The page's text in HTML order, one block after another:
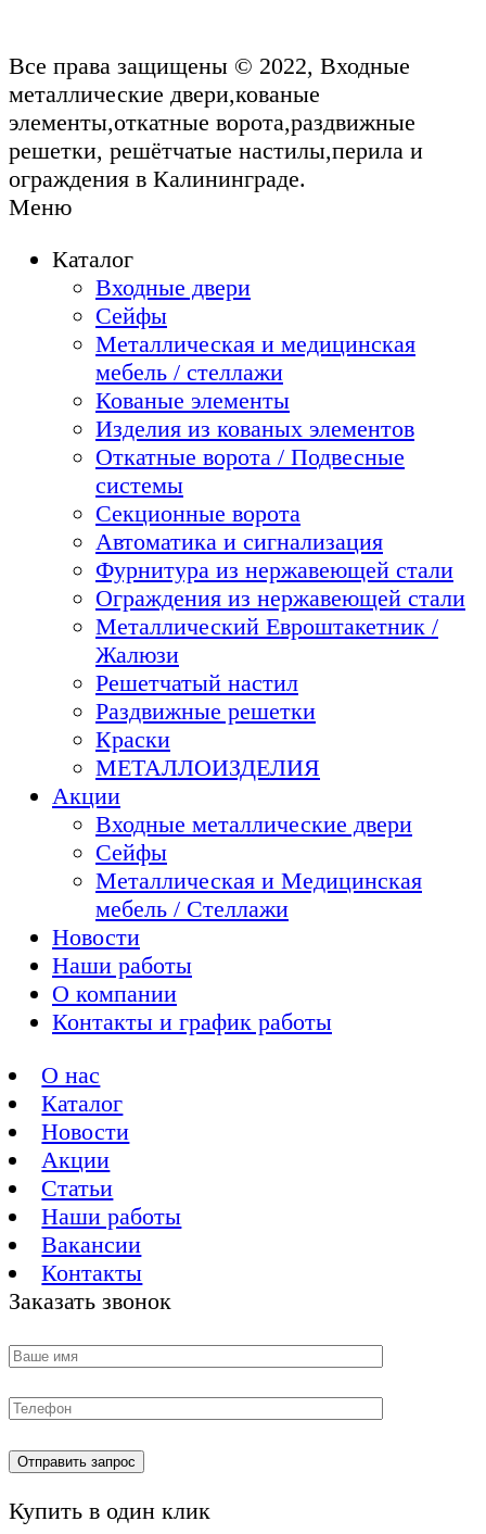
Все права защищены © 2022, Входные
металлические двери,кованые
элементы,откатные ворота,раздвижные
решетки, решётчатые настилы,перила и
ограждения в Калининграде.
Меню
Каталог
Входные двери
Сейфы
Металлическая и медицинская
мебель / стеллажи
Кованые элементы
Изделия из кованых элементов
Откатные ворота / Подвесные
системы
Секционные ворота
Автоматика и сигнализация
Фурнитура из нержавеющей стали
Ограждения из нержавеющей стали
Металлический Евроштакетник /
Жалюзи
Решетчатый настил
Раздвижные решетки
Краски
МЕТАЛЛОИЗДЕЛИЯ
Акции
Входные металлические двери
Сейфы
Металлическая и Медицинская
мебель / Стеллажи
Новости
Наши работы
О компании
Контакты и график работы
О нас
Каталог
Новости
Акции
Статьи
Наши работы
Вакансии
Контакты
Заказать звонок
Купить в один клик